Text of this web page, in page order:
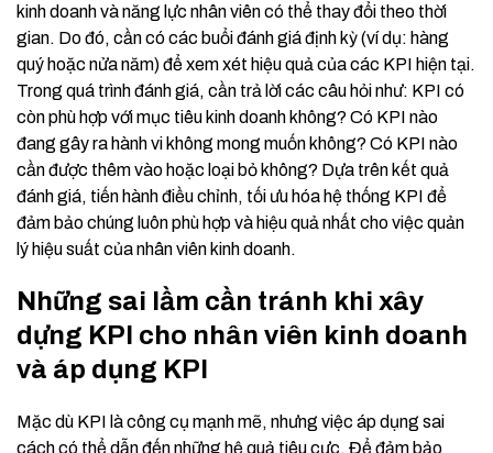
kinh doanh và năng lực nhân viên có thể thay đổi theo thời
gian. Do đó, cần có các buổi đánh giá định kỳ (ví dụ: hàng
quý hoặc nửa năm) để xem xét hiệu quả của các KPI hiện tại.
Trong quá trình đánh giá, cần trả lời các câu hỏi như: KPI có
còn phù hợp với mục tiêu kinh doanh không? Có KPI nào
đang gây ra hành vi không mong muốn không? Có KPI nào
cần được thêm vào hoặc loại bỏ không? Dựa trên kết quả
đánh giá, tiến hành điều chỉnh, tối ưu hóa hệ thống KPI để
đảm bảo chúng luôn phù hợp và hiệu quả nhất cho việc quản
lý hiệu suất của nhân viên kinh doanh.
Những sai lầm cần tránh khi xây
dựng KPI cho nhân viên kinh doanh
và áp dụng KPI
Mặc dù KPI là công cụ mạnh mẽ, nhưng việc áp dụng sai
cách có thể dẫn đến những hệ quả tiêu cực. Để đảm bảo